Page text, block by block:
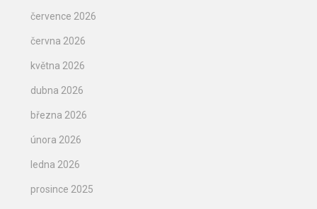
července 2026
června 2026
května 2026
dubna 2026
března 2026
února 2026
ledna 2026
prosince 2025